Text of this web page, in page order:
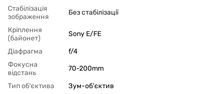
Стабілізація
зображення
Без стабілізації
Кріплення
(байонет)
Sony E/FE
Діафрагма
f/4
Фокусна
відстань
70-200mm
Тип об'єктива
Зум-об'єктив